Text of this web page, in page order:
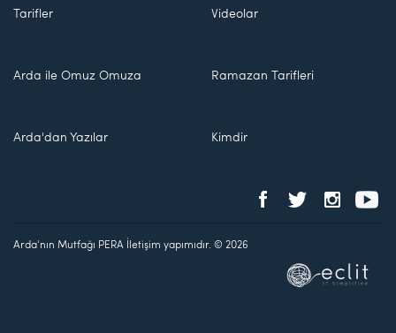
Tarifler Videolar
Arda ile Omuz Omuza Ramazan Tarifleri
Arda'dan Yazılar Kimdir
Arda'nın Mutfağı PERA İletişim yapımıdır. © 2026